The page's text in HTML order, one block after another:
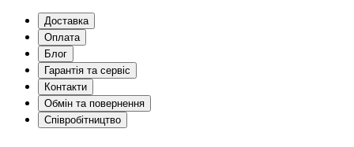
Доставка
Оплата
Блог
Гарантія та сервіс
Контакти
Обмін та повернення
Співробітництво